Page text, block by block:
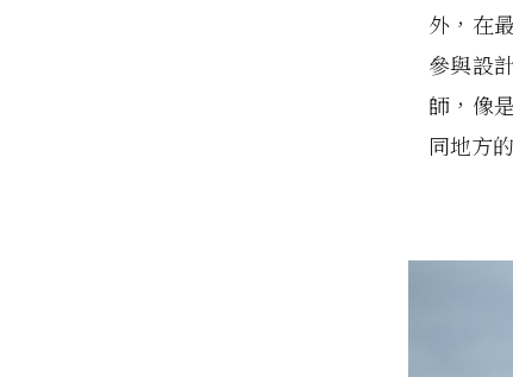
外，在
參與設
師，像
同地方